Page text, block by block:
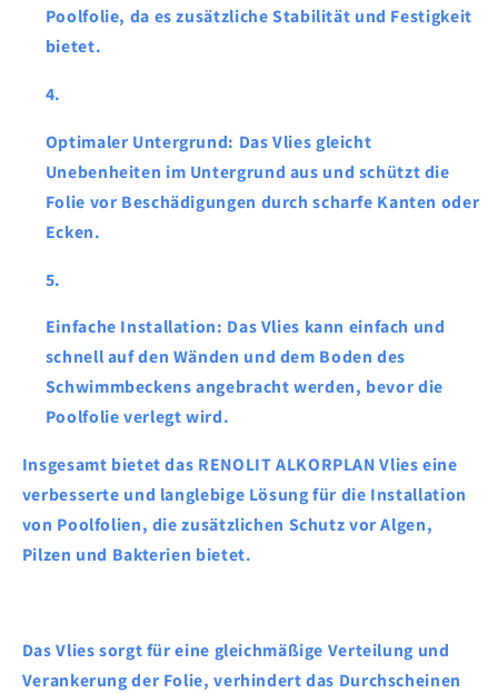
Poolfolie, da es zusätzliche Stabilität und Festigkeit
bietet.
Optimaler Untergrund: Das Vlies gleicht
Unebenheiten im Untergrund aus und schützt die
Folie vor Beschädigungen durch scharfe Kanten oder
Ecken.
Einfache Installation: Das Vlies kann einfach und
schnell auf den Wänden und dem Boden des
Schwimmbeckens angebracht werden, bevor die
Poolfolie verlegt wird.
Insgesamt bietet das RENOLIT ALKORPLAN Vlies eine
verbesserte und langlebige Lösung für die Installation
von Poolfolien, die zusätzlichen Schutz vor Algen,
Pilzen und Bakterien bietet.
Das Vlies sorgt für eine gleichmäßige Verteilung und
Verankerung der Folie, verhindert das Durchscheinen